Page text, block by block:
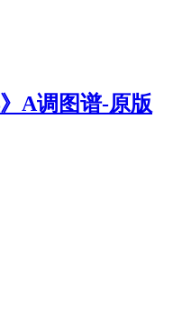
A调图谱-原版